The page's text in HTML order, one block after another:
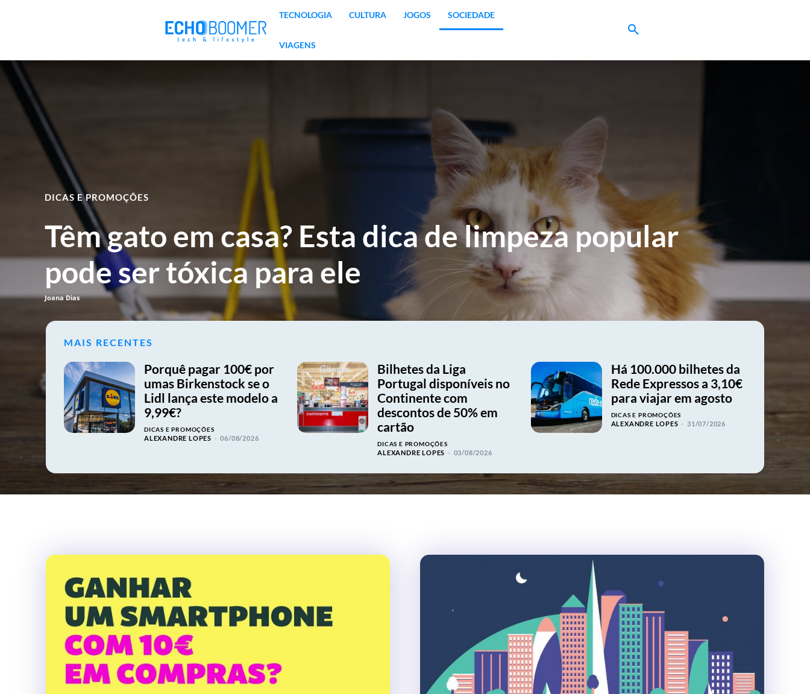
TECNOLOGIA CULTURA JOGOS SOCIEDADE
VIAGENS
DICAS E PROMOÇÕES
Têm gato em casa? Esta dica de limpeza popular
pode ser tóxica para ele
Joana Dias
MAIS RECENTES
Porquê pagar 100€ por
umas Birkenstock se o
Lidl lança este modelo a
9,99€?
DICAS E PROMOÇÕES
ALEXANDRE LOPES - 06/08/2026
Bilhetes da Liga
Portugal disponíveis no
Continente com
descontos de 50% em
cartão
DICAS E PROMOÇÕES
ALEXANDRE LOPES - 03/08/2026
Há 100.000 bilhetes da
Rede Expressos a 3,10€
para viajar em agosto
DICAS E PROMOÇÕES
ALEXANDRE LOPES - 31/07/2026